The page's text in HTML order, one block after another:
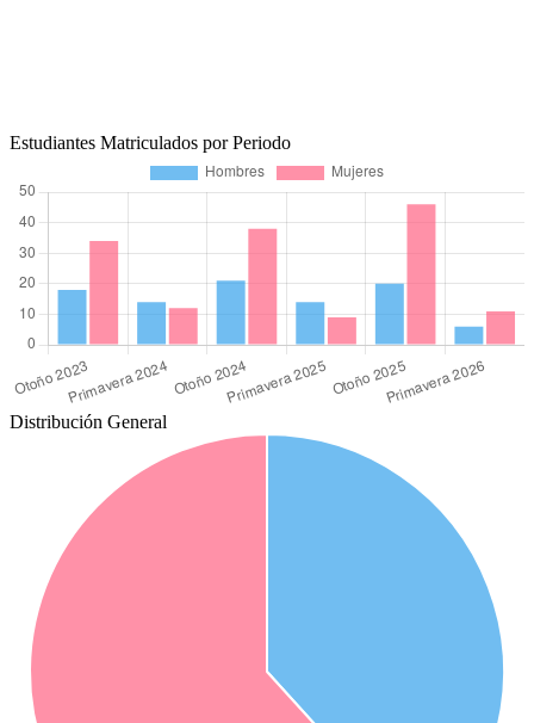
Estudiantes Matriculados por Periodo
Distribución General